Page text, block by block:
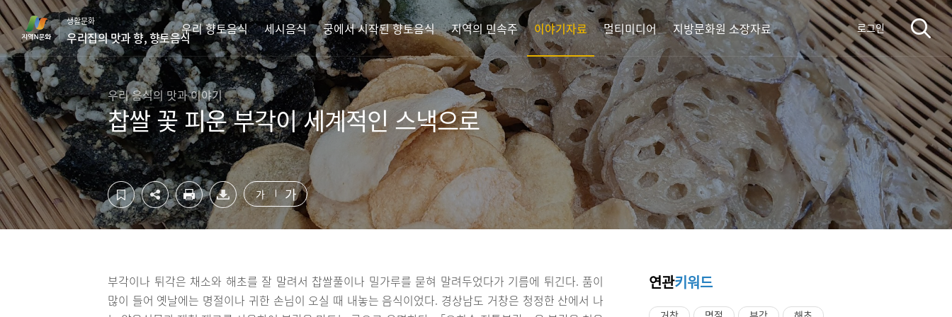
컨
텐
츠
영
역
바
로
가
기
하
단
영
역
바
로
가
기
생활문화
우리집의 맛과 향, 향토음식
우리 향토음식 세시음식 궁에서 시작된 향토음식 지역의 민속주 이야기자료 멀티미디어 지방문화원 소장자료 로그인
우리 음식의 맛과 이야기
찹쌀 꽃 피운 부각이 세계적인 스낵으로
가 가
부각이나 튀각은 채소와 해초를 잘 말려서 찹쌀풀이나 밀가루를 묻혀 말려두었다가 기름에 튀긴다. 품이
많이 들어 옛날에는 명절이나 귀한 손님이 오실 때 내놓는 음식이었다. 경상남도 거창은 청정한 산에서 나
연관키워드